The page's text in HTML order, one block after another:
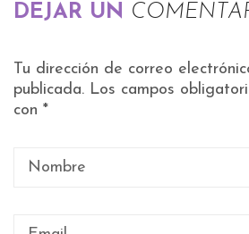
DEJAR UN
Tu dirección de correo
publicada. Los campos
con *